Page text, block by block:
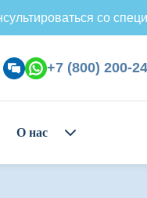
со
+7 (800) 200-
О нас